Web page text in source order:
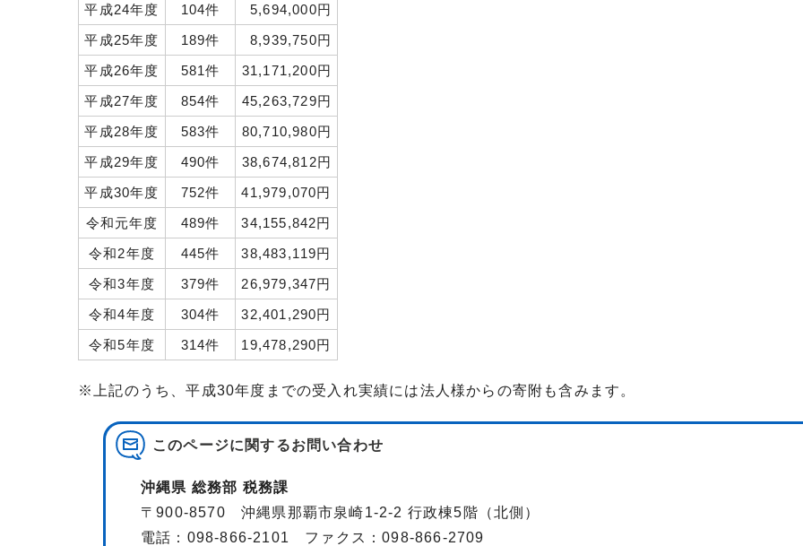
平成24年度
104件
5,694,000円
平成25年度
189件
8,939,750円
平成26年度
581件
31,171,200円
平成27年度
854件
45,263,729円
平成28年度
583件
80,710,980円
平成29年度
490件
38,674,812円
平成30年度
752件
41,979,070円
令和元年度
489件
34,155,842円
令和2年度
445件
38,483,119円
令和3年度
379件
26,979,347円
令和4年度
304件
32,401,290円
令和5年度
314件 19,478,290円
※上記のうち、平成30年度までの受入れ実績には法人様からの寄附も含みます。
このページに関するお問い合わせ
沖縄県 総務部 税務課
〒900-8570 沖縄県那覇市泉崎1-2-2 行政棟5階（北側）
電話：098-866-2101 ファクス：098-866-2709